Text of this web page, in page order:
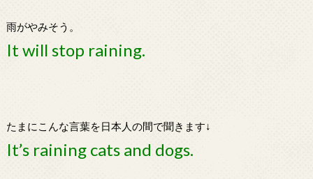
雨がやみそう。
It will stop raining.
たまにこんな言葉を日本人の間で聞きます↓
It’s raining cats and dogs.